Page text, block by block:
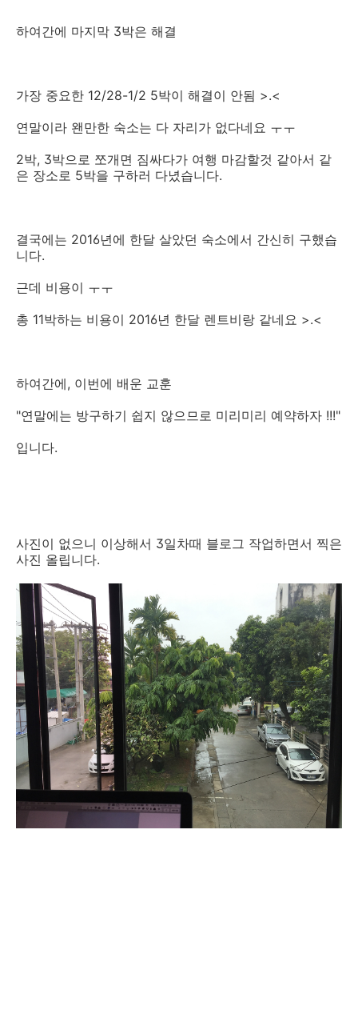
하여간에 마지막 3박은 해결
가장 중요한 12/28-1/2 5박이 해결이 안됨 >.<
연말이라 왠만한 숙소는 다 자리가 없다네요 ㅜㅜ
2박, 3박으로 쪼개면 짐싸다가 여행 마감할것 같아서 같
은 장소로 5박을 구하러 다녔습니다.
결국에는 2016년에 한달 살았던 숙소에서 간신히 구했습
니다.
근데 비용이 ㅜㅜ
총 11박하는 비용이 2016년 한달 렌트비랑 같네요 >.<
하여간에, 이번에 배운 교훈
"연말에는 방구하기 쉽지 않으므로 미리미리 예약하자 !!!"
입니다.
사진이 없으니 이상해서 3일차때 블로그 작업하면서 찍은
사진 올립니다.